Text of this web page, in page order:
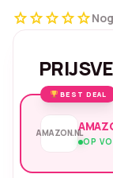
starstarstarstarstar
BEST DEAL
AMAZON.NL
OP